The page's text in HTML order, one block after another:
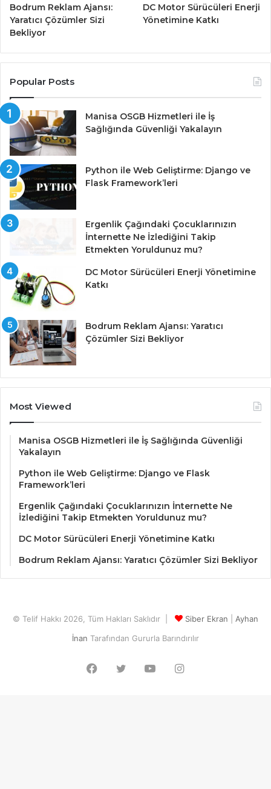
Bodrum Reklam Ajansı:
Yaratıcı Çözümler Sizi
Bekliyor
DC Motor Sürücüleri Enerji
Yönetimine Katkı
Popular Posts
Manisa OSGB Hizmetleri ile İş
Sağlığında Güvenliği Yakalayın
Python ile Web Geliştirme: Django ve
Flask Framework’leri
Ergenlik Çağındaki Çocuklarınızın
İnternette Ne İzlediğini Takip
Etmekten Yoruldunuz mu?
DC Motor Sürücüleri Enerji Yönetimine
Katkı
Bodrum Reklam Ajansı: Yaratıcı
Çözümler Sizi Bekliyor
Most Viewed
Manisa OSGB Hizmetleri ile İş Sağlığında Güvenliği
Yakalayın
Python ile Web Geliştirme: Django ve Flask
Framework’leri
Ergenlik Çağındaki Çocuklarınızın İnternette Ne
İzlediğini Takip Etmekten Yoruldunuz mu?
DC Motor Sürücüleri Enerji Yönetimine Katkı
Bodrum Reklam Ajansı: Yaratıcı Çözümler Sizi Bekliyor
© Telif Hakkı 2026, Tüm Hakları Saklıdır | Siber Ekran
Ayhan
İnan Tarafından Gururla Barındırılır
Facebook
Twitter YouTubeInstagram